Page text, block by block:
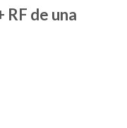
de una